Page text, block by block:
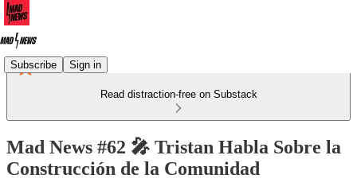
Subscribe Sign in
Read distraction-free on Substack
Mad News #62 🎤 Tristan Habla Sobre la
Construcción de la Comunidad